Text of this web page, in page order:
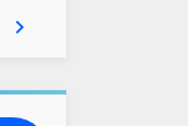
chevron_right